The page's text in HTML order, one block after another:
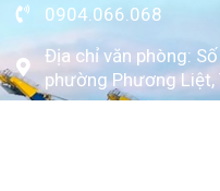
0904.066.068
Địa chỉ văn phòng:
phường Phương Liệt,